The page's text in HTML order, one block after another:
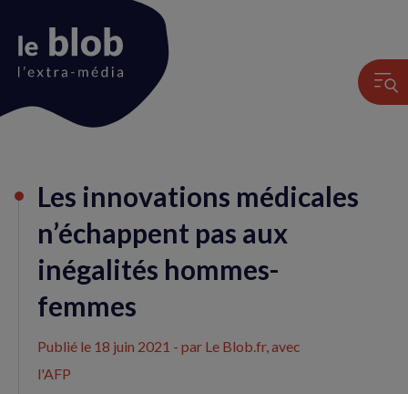
du
Les innovations médicales
n’échappent pas aux
inégalités hommes-
femmes
Publié le 18 juin 2021 - par Le Blob.fr, avec
l'AFP